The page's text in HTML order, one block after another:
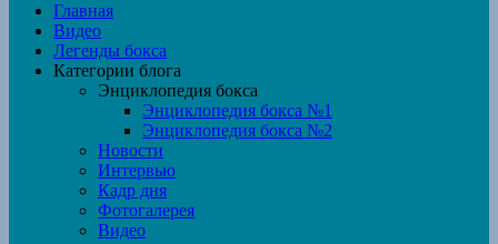
Главная
Видео
Легенды бокса
Категории блога
Энциклопедия бокса
Энциклопедия бокса №1
Энциклопедия бокса №2
Новости
Интервью
Кадр дня
Фотогалерея
Видео